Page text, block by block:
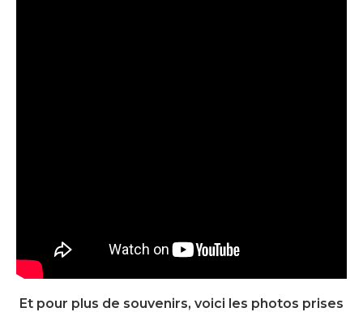
Et pour plus de souvenirs, voici les photos prises